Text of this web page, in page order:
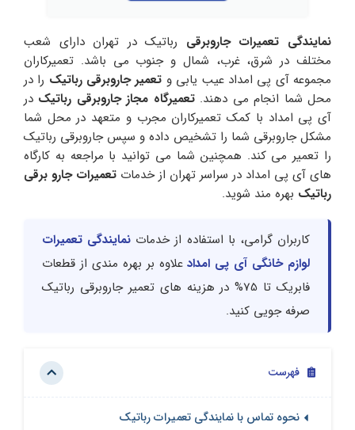
نمایندگی تعمیرات جاروبرقی رباتیک در تهران دارای شعب
مختلف در شرق، غرب، شمال و جنوب می باشد. تعمیرکاران
مجموعه آی پی امداد عیب یابی و تعمیر جاروبرقی رباتیک را در
محل شما انجام می دهند.تعمیرگاه مجاز جاروبرقی رباتیک در
آی پی امداد با کمک تعمیرکاران مجرب و متعهد در محل شما
مشکل جاروبرقی شما را تشخیص داده و سپس جاروبرقی رباتیک
را تعمیر می کند. همچنین شما می توانید با مراجعه به کارگاه
های آی پی امداد در سراسر تهران از خدمات تعمیرات جارو برقی
رباتیک بهره مند شوید.
کاربران گرامی، با استفاده از خدمات نمایندگی تعمیرات
لوازم خانگی آی پی امدادعلاوه بر بهره مندی از قطعات
فابریک تا 75% در هزینه های تعمیر جاروبرقی رباتیک
صرفه جویی کنید.
فهرست
نحوه تماس با نمایندگی تعمیرات رباتیک